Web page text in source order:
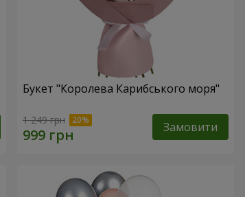
Букет "Королева Карибського моря"
1 249 грн Замовити